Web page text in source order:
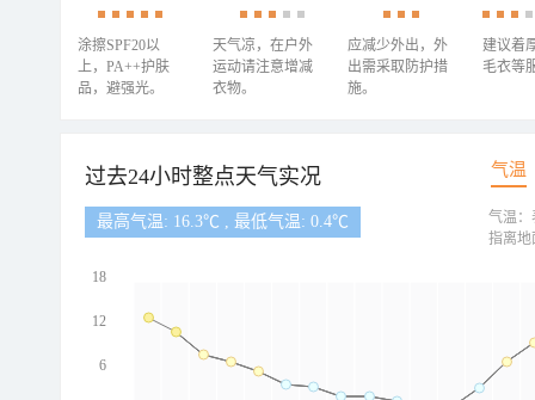
涂擦SPF20以
上，PA++护肤
品，避强光。
天气凉，在户外
运动请注意增减
衣物。
应减少外出，外
出需采取防护措
施。
建议着
毛衣等
过去24小时整点天气实况 气温
最高气温: 16.3℃ , 最低气温: 0.4℃
18
12
6
气温：
指离地